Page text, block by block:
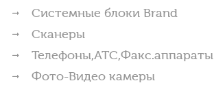
Системные блоки Brand
Сканеры
Телефоны,АТС,Факс.аппараты
Фото-Видео камеры